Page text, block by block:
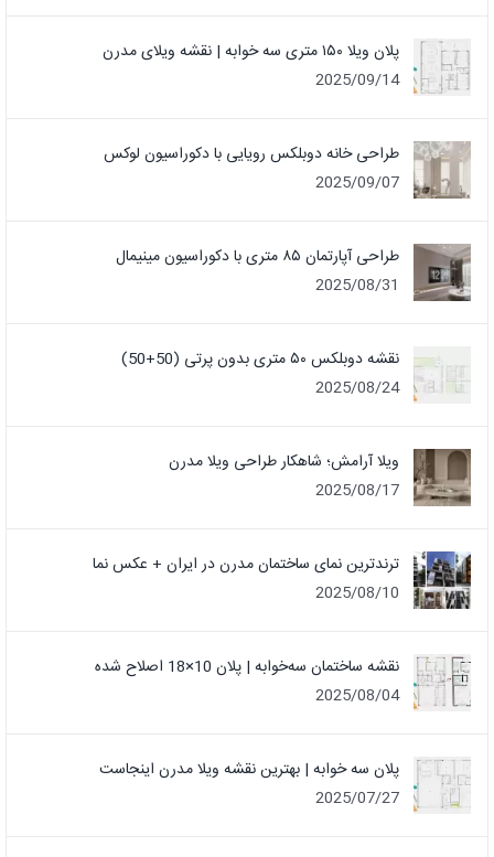
پلان ویلا ۱۵۰ متری سه خوابه | نقشه ویلای مدرن
2025/09/14
طراحی خانه دوبلکس رویایی با دکوراسیون لوکس
2025/09/07
طراحی آپارتمان ۸۵ متری با دکوراسیون مینیمال
2025/08/31
نقشه دوبلکس ۵۰ متری بدون پرتی (50+50)
2025/08/24
ویلا آرامش؛ شاهکار طراحی ویلا مدرن
2025/08/17
ترندترین نمای ساختمان مدرن در ایران + عکس نما
2025/08/10
نقشه ساختمان سه‌خوابه | پلان 10×18 اصلاح شده
2025/08/04
پلان سه خوابه | بهترین نقشه ویلا مدرن اینجاست
2025/07/27